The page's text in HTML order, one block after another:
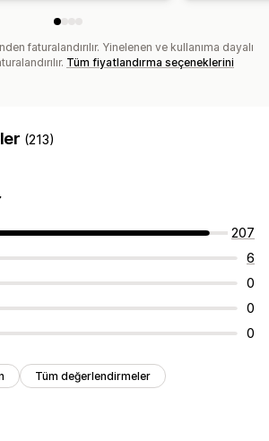
faturalandırılır. Yinelenen ve kullanıma dayalı
Tüm fiyatlandırma seçeneklerini
(213)
207
6
0
0
0
Tüm değerlendirmeler